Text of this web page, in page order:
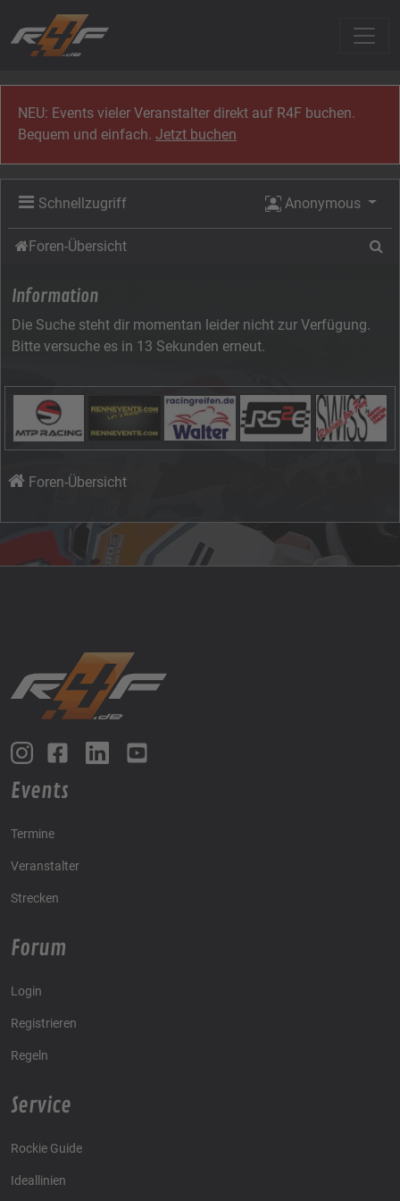
NEU: Events vieler Veranstalter direkt auf R4F buchen.
Bequem und einfach.Jetzt buchen
Schnellzugriff Anonymous
Foren-Übersicht
Information
Die Suche steht dir momentan leider nicht zur Verfügung.
Bitte versuche es in 13 Sekunden erneut.
Foren-Übersicht
Events
Termine
Veranstalter
Strecken
Forum
Login
Registrieren
Regeln
Service
Rockie Guide
Ideallinien